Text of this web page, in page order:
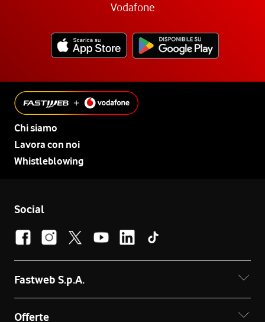
Vodafone
Chi siamo
Lavora con noi
Whistleblowing
Social
Fastweb S.p.A.
Offerte